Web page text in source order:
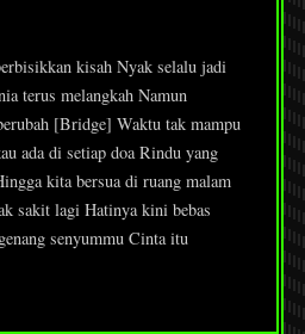
kisah Nyak selalu jadi
terus melangkah Namun
[Bridge] Waktu tak mampu
ada di setiap doa Rindu yang
kita bersua di ruang malam
sakit lagi Hatinya kini bebas
senyummu Cinta itu